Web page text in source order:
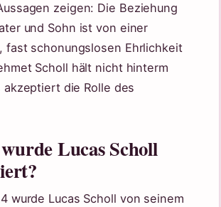
zeigen: Die Beziehung
und Sohn ist von einer
fast schonungslosen Ehrlichkeit
Scholl hält nicht hinterm
akzeptiert die Rolle des
Lucas Scholl
wurde Lucas Scholl von seinem